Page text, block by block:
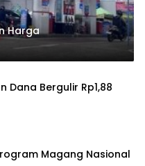
Harga
Dana Bergulir Rp1,88
Magang Nasional